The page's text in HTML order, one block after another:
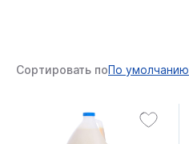
Сортировать поПо умолчанию